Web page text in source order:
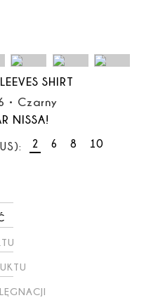
SHIRT
• Czarny
NISSA!
2 6 8 10